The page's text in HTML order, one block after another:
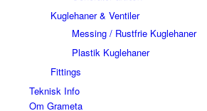
Kuglehaner & Ventiler
Messing / Rustfrie Kuglehaner
Plastik Kuglehaner
Fittings
Teknisk Info
Om Grameta